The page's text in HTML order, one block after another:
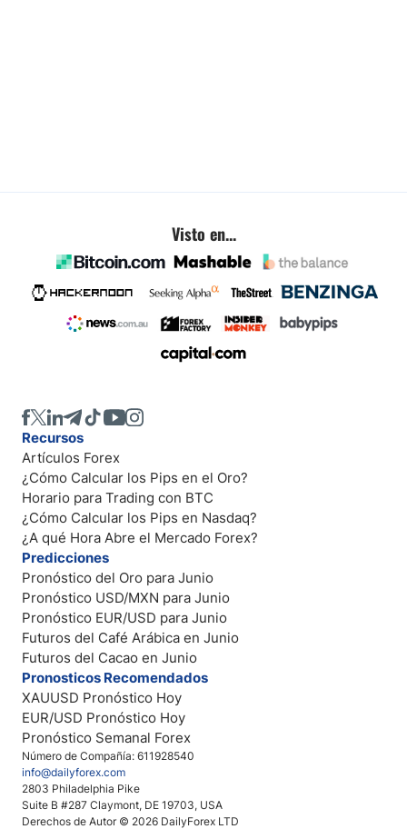
Visto en...
Número de Compañía: 611928540
info@dailyforex.com
2803 Philadelphia Pike
Suite B #287 Claymont, DE 19703, USA
Derechos de Autor © 2026 DailyForex LTD
Recursos
Artículos Forex
¿Cómo Calcular los Pips en el Oro?
Horario para Trading con BTC
¿Cómo Calcular los Pips en Nasdaq?
¿A qué Hora Abre el Mercado Forex?
Predicciones
Pronóstico del Oro para Junio
Pronóstico USD/MXN para Junio
Pronóstico EUR/USD para Junio
Futuros del Café Arábica en Junio
Futuros del Cacao en Junio
Pronosticos Recomendados
XAUUSD Pronóstico Hoy
EUR/USD Pronóstico Hoy
Pronóstico Semanal Forex